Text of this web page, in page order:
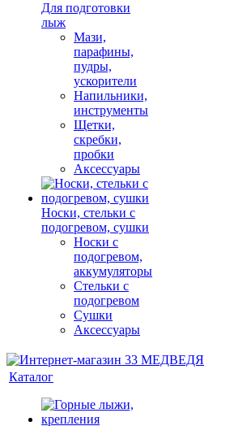
Для подготовки
лыж
Мази,
парафины,
пудры,
ускорители
Напильники,
инструменты
Щетки,
скребки,
пробки
Аксессуары
Носки, стельки с
подогревом, сушки
Носки с
подогревом,
аккумуляторы
Стельки с
подогревом
Сушки
Аксессуары
Каталог